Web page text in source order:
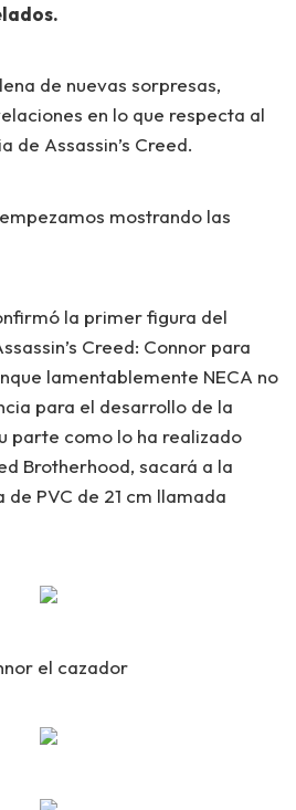
de nuevas sorpresas,
en lo que respecta al
de Assassin’s Creed.
mostrando las
la primer figura del
Creed: Connor para
lamentablemente NECA no
para el desarrollo de la
parte como lo ha realizado
Brotherhood, sacará a la
PVC de 21 cm llamada
el cazador